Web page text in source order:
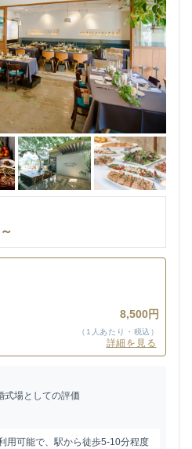
～
8,500円
（1人あたり・税込）
詳細を見る
式場としての評価
用可能で、駅から徒歩5-10分程度